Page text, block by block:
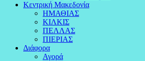
Κεντρική Μακεδονία
ΗΜΑΘΙΑΣ
ΚΙΛΚΙΣ
ΠΕΛΛΑΣ
ΠΙΕΡΙΑΣ
Διάφορα
Αγορά